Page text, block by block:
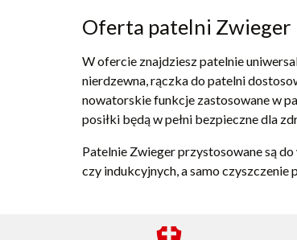
Oferta patelni Zwieger
W ofercie znajdziesz patelnie
nierdzewna, rączka do patelni
nowatorskie funkcje zastosowane w
posiłki będą w pełni bezpieczne dla
Patelnie Zwieger przystosowane są
czy indukcyjnych, a samo czyszczenie